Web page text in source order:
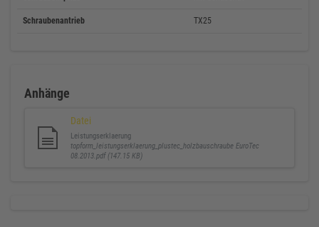
Schraubenantrieb TX25
Anhänge
Datei
Leistungserklaerung
topform_leistungserklaerung_plustec_holzbauschraube EuroTec
08.2013.pdf (147.15 KB)